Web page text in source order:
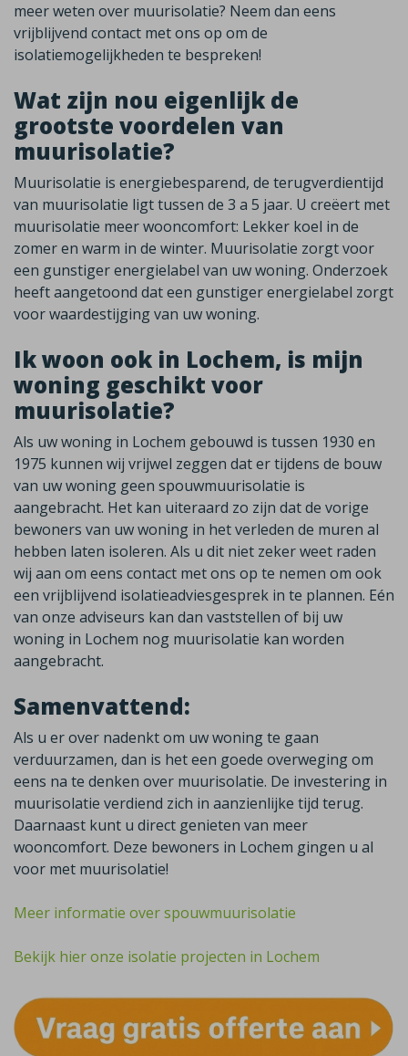
meer weten over muurisolatie? Neem dan eens
vrijblijvend contact met ons op om de
isolatiemogelijkheden te bespreken!
Wat zijn nou eigenlijk de
grootste voordelen van
muurisolatie?
Muurisolatie is energiebesparend, de terugverdientijd
van muurisolatie ligt tussen de 3 a 5 jaar. U creëert met
muurisolatie meer wooncomfort: Lekker koel in de
zomer en warm in de winter. Muurisolatie zorgt voor
een gunstiger energielabel van uw woning. Onderzoek
heeft aangetoond dat een gunstiger energielabel zorgt
voor waardestijging van uw woning.
Ik woon ook in Lochem, is mijn
woning geschikt voor
muurisolatie?
Als uw woning in Lochem gebouwd is tussen 1930 en
1975 kunnen wij vrijwel zeggen dat er tijdens de bouw
van uw woning geen spouwmuurisolatie is
aangebracht. Het kan uiteraard zo zijn dat de vorige
bewoners van uw woning in het verleden de muren al
hebben laten isoleren. Als u dit niet zeker weet raden
wij aan om eens contact met ons op te nemen om ook
een vrijblijvend isolatieadviesgesprek in te plannen. Eén
van onze adviseurs kan dan vaststellen of bij uw
woning in Lochem nog muurisolatie kan worden
aangebracht.
Samenvattend:
Als u er over nadenkt om uw woning te gaan
verduurzamen, dan is het een goede overweging om
eens na te denken over muurisolatie. De investering in
muurisolatie verdiend zich in aanzienlijke tijd terug.
Daarnaast kunt u direct genieten van meer
wooncomfort. Deze bewoners in Lochem gingen u al
voor met muurisolatie!
Meer informatie over spouwmuurisolatie
Bekijk hier onze isolatie projecten in Lochem